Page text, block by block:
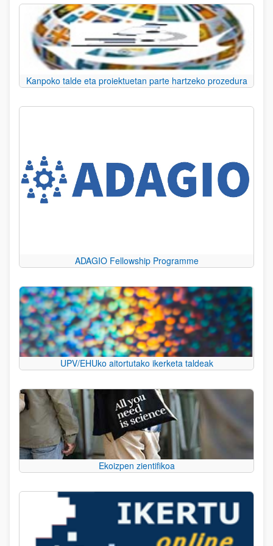
Kanpoko talde eta proiektuetan parte hartzeko prozedura
ADAGIO Fellowship Programme
UPV/EHUko aitortutako ikerketa taldeak
Ekoizpen zientifikoa